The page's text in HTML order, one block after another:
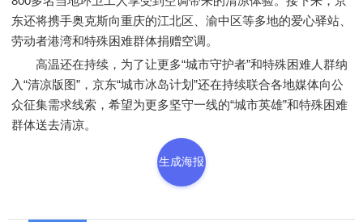
东还将携手奥克斯向重庆的江北区、渝中区等多地的爱心驿站、
劳动者港湾和特殊困难群体捐赠空调。
高温还在持续，为了让更多“城市守护者”和特殊困难人群纳
入“清凉版图”，京东“城市冰岛计划”还在持续联合各地媒体向公
众征集需求线索，希望为更多坚守一线的“城市英雄”和特殊困难
群体送去清凉。
生成海报